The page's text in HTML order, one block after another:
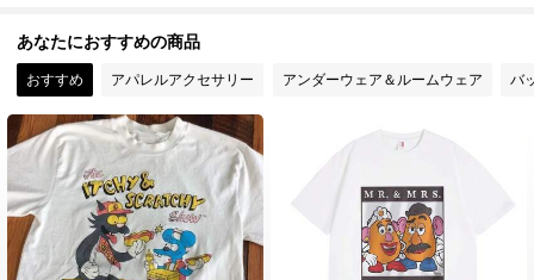
4.27 22 フォロワー
4.27 22 フォロワー
4.27 22 フォロワー
あなたにおすすめの商品
おすすめ アパレルアクセサリー アンダーウェア＆ルームウェア バ